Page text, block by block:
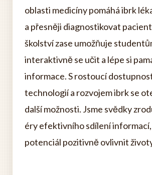
oblasti medicíny pomáhá ibrk
a přesněji diagnostikovat
školství zase umožňuje
interaktivně se učit a lépe si
informace. S rostoucí
technologií a rozvojem ibrk se
další možnosti. Jsme svědky
éry efektivního sdílení
potenciál pozitivně ovlivnit